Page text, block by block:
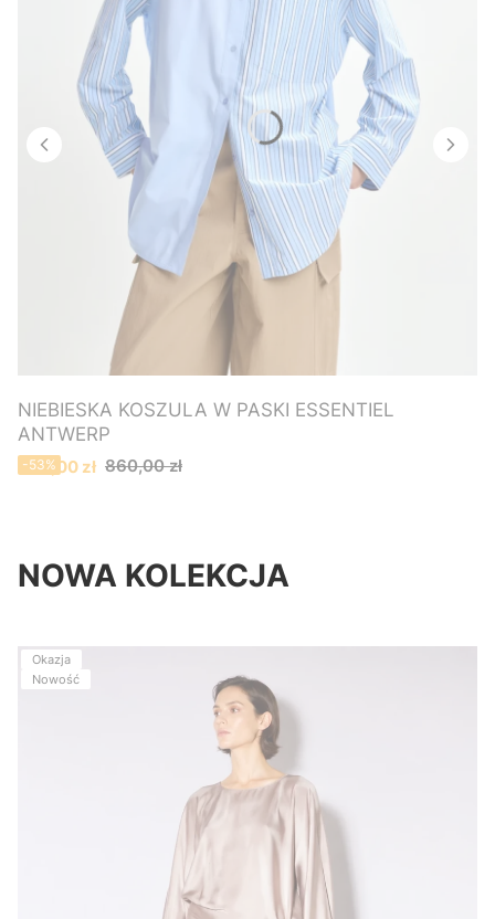
NIEBIESKA KOSZULA W PASKI ESSENTIEL
ANTWERP
Cena promocyjna
400,00 zł 860,00 zł
-53%
NOWA KOLEKCJA
Okazja
Nowość